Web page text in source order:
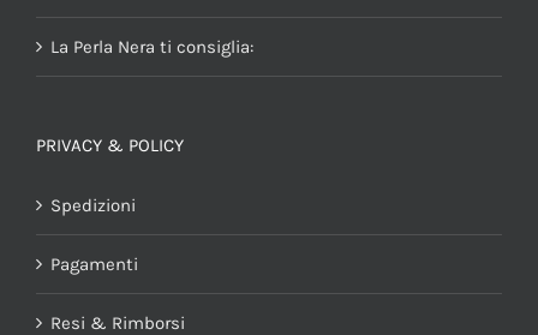
La Perla Nera ti consiglia:
PRIVACY & POLICY
Spedizioni
Pagamenti
Resi & Rimborsi